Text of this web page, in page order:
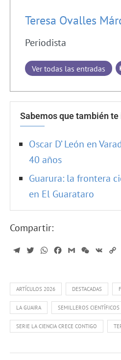
Teresa Ovalles
Periodista
Ver todas las entradas
Sabemos que también
Oscar D’ León en
40 años
Guarura: la frontera
en El Guarataro
Compartir:
TelegramTwitterWhatsApp
Facebook
GmailWeChat
VK
ARTÍCULOS 2026 DESTACADAS
LA GUAIRA SEMILLEROS CIENTÍFICOS
SERIE LA CIENCIA CRECE CONTIGO